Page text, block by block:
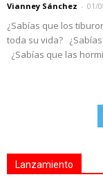
Vianney Sánchez - 01/
¿Sabías que los
toda su vida?
¿Sabías que las
Lanzamiento